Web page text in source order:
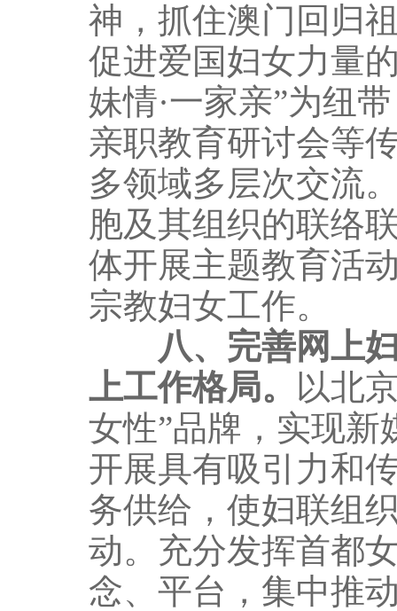
神，抓住澳门回归
促进爱国妇女力量
妹情·一家亲”为纽
亲职教育研讨会等
多领域多层次交流
胞及其组织的联络
体开展主题教育活
宗教妇女工作。
八、完善网上
上工作格局。
以北
女性”品牌，实现
开展具有吸引力和
务供给，使妇联组
动。充分发挥首都
念、平台，集中推